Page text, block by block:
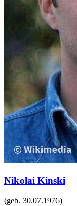
Nikolai Kinski
(geb. 30.07.1976)